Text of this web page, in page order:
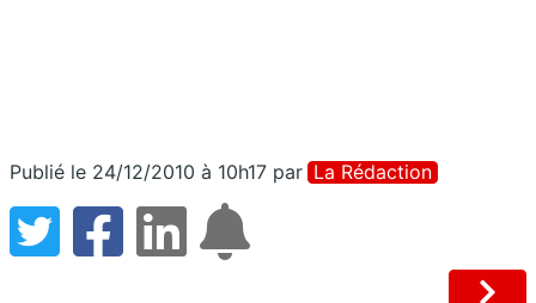
Publié le 24/12/2010 à 10h17 par La Rédaction